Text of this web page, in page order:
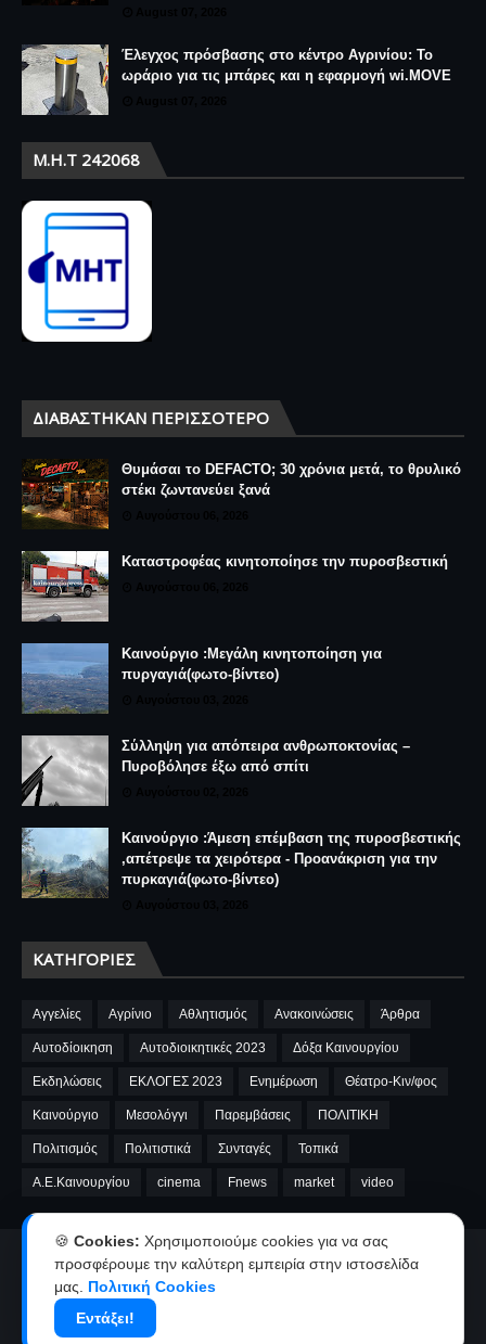
Έλεγχος πρόσβασης στο κέντρο Αγρινίου: Το
ωράριο για τις μπάρες και η εφαρμογή wi.MOVE
Μ.Η.Τ 242068
ΔΙΑΒΆΣΤΗΚΑΝ ΠΕΡΙΣΣΌΤΕΡΟ
Θυμάσαι το DEFACTO; 30 χρόνια μετά, το θρυλικό
στέκι ζωντανεύει ξανά
Καταστροφέας κινητοποίησε την πυροσβεστική
Καινούργιο :Μεγάλη κινητοποίηση για
πυργαγιά(φωτο-βίντεο)
Σύλληψη για απόπειρα ανθρωποκτονίας –
Πυροβόλησε έξω από σπίτι
Καινούργιο :Άμεση επέμβαση της πυροσβεστικής
,απέτρεψε τα χειρότερα - Προανάκριση για την
πυρκαγιά(φωτο-βίντεο)
ΚΑΤΗΓΟΡΊΕΣ
Αγγελίες Αγρίνιο Αθλητισμός Ανακοινώσεις Άρθρα
Αυτοδίοικηση Αυτοδιοικητικές 2023 Δόξα Καινουργίου
Εκδηλώσεις ΕΚΛΟΓΕΣ 2023 Ενημέρωση Θέατρο-Κιν/φος
Καινούργιο Μεσολόγγι Παρεμβάσεις ΠΟΛΙΤΙΚΗ
Πολιτισμός Πολιτιστικά Συνταγές Τοπικά
A.E.Καινουργίου cinema Fnews market video
Αρχική Ταυτότητα
Όροι χρήσης-Πολιτική απορρήτου
Επικοινωνία-Διαφήμιση
Copyright ©2026 kainourgiopress-Νέα από το Καινούργιο,το Αγρίνιο
🍪 Cookies: Χρησιμοποιούμε cookies για να σας
προσφέρουμε την καλύτερη εμπειρία στην ιστοσελίδα
μας. Πολιτική Cookies
Εντάξει!